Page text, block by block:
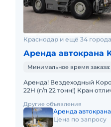
Краснодар и ещё 34 города
Аренда автокрана
Минимальное время заказа:
Аренда! Вездеходный
22H (г/п 22 тонн!) Кран
Технические хара
Другие объявления
Аренда автокрана
Цена по запросу